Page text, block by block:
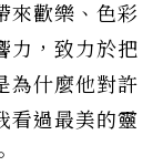
來歡樂、色彩
力，致力於把
為什麼他對許
看過最美的靈